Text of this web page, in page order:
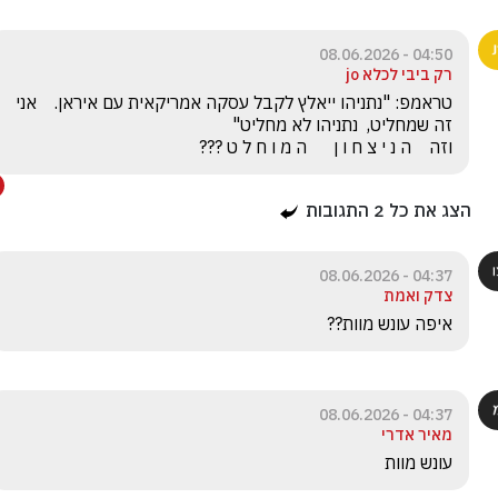
04:50 - 08.06.2026
רק ביבי לכלא jo
וזה    ה נ י צ ח ו ן      ה מ ו ח ל ט ???
הצג את כל 2 התגובות
04:37 - 08.06.2026
צדק ואמת
איפה עונש מוות??
04:37 - 08.06.2026
מאיר אדרי
עונש מוות